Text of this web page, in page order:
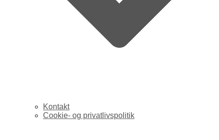
Kontakt
Cookie- og privatlivspolitik